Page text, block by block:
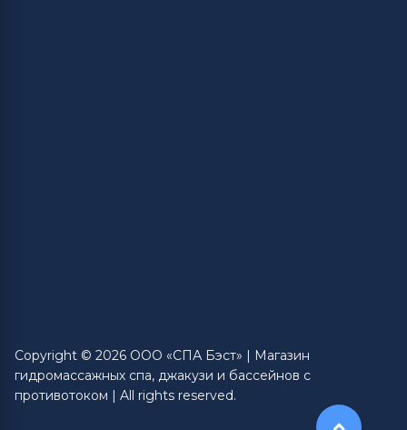
Copyright © 2026 ООО «СПА Бэст» | Магазин
гидромассажных спа, джакузи и бассейнов с
противотоком | All rights reserved.